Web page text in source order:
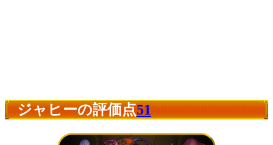
ジャヒーの評価点51